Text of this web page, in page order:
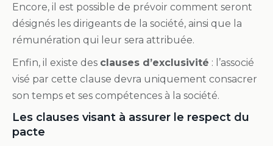
Encore, il est possible de prévoir comment seront
désignés les dirigeants de la société, ainsi que la
rémunération qui leur sera attribuée.
Enfin, il existe des clauses d’exclusivité : l’associé
visé par cette clause devra uniquement consacrer
son temps et ses compétences à la société.
Les clauses visant à assurer le respect du
pacte